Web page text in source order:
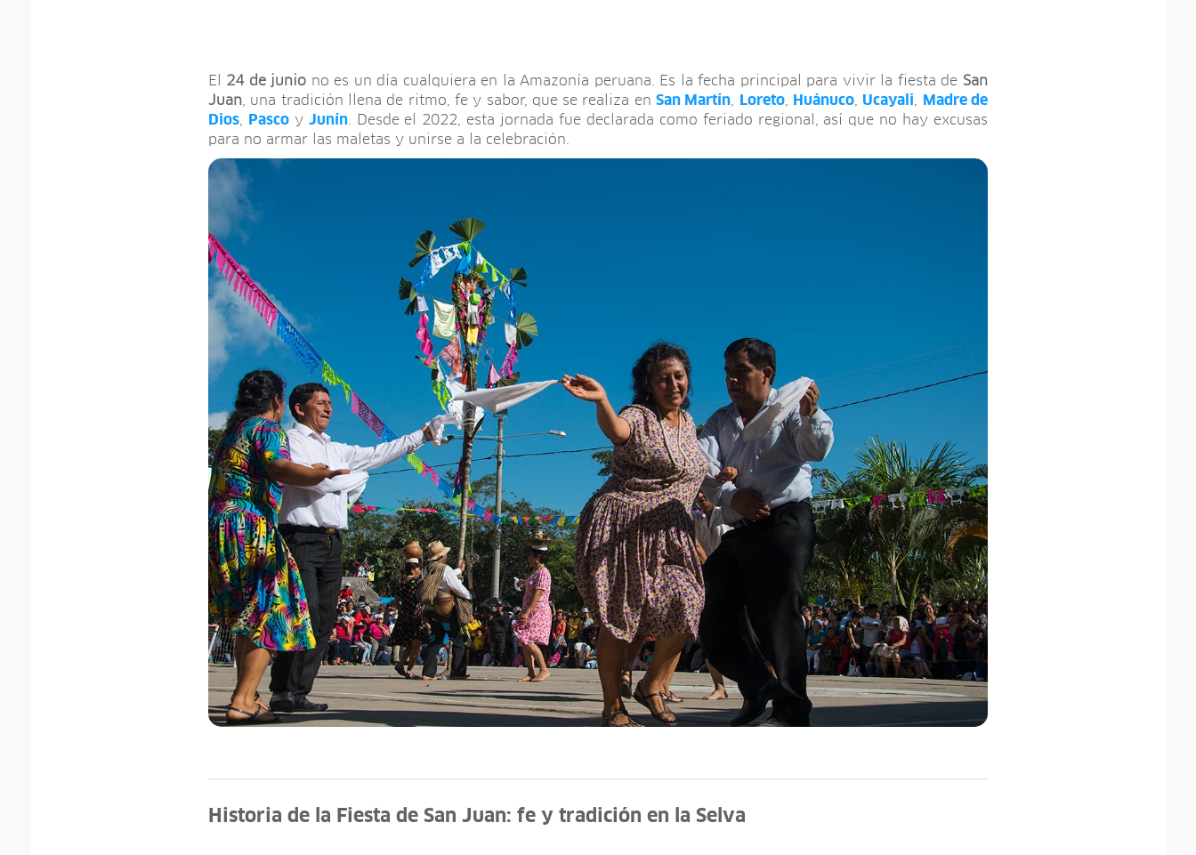
El 24 de junio no es un día cualquiera en la Amazonía peruana. Es la fecha principal para vivir la fiesta de San
Juan, una tradición llena de ritmo, fe y sabor, que se realiza enSan Martín Loreto, Huánuco Ucayali
Madre de
Dios, Pascoy Junín. Desde el 2022, esta jornada fue declarada como feriado regional, así que no hay excusas
para no armar las maletas y unirse a la celebración.
Historia de la Fiesta de San Juan: fe y tradición en la Selva